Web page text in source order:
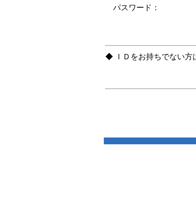
パスワード：
◆ ＩＤをお持ちでない方